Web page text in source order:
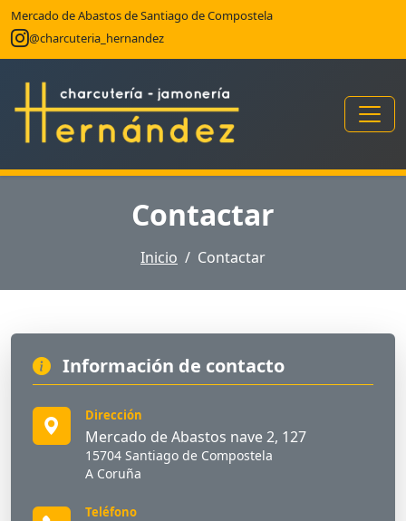
Mercado de Abastos de Santiago de Compostela
@charcuteria_hernandez
Contactar
Inicio Contactar
Información de contacto
Dirección
Mercado de Abastos nave 2, 127
15704 Santiago de Compostela
A Coruña
Teléfono